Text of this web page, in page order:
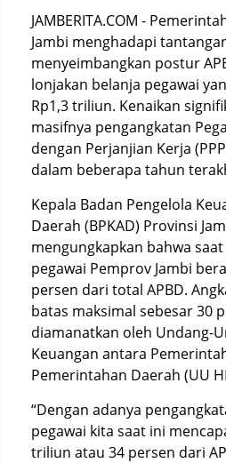
JAMBERITA.COM -
Jambi menghadapi
menyeimbangkan postur
lonjakan belanja pegawai
Rp1,3 triliun. Kenaikan
masifnya pengangkatan
dengan Perjanjian Kerja
dalam beberapa tahun
Kepala Badan Pengelola
Daerah (BPKAD) Provinsi
mengungkapkan bahwa
pegawai Pemprov Jambi
persen dari total APBD.
batas maksimal sebesar 30
diamanatkan oleh Undang-
Keuangan antara
Pemerintahan Daerah (UU
“Dengan adanya
pegawai kita saat ini
triliun atau 34 persen dari